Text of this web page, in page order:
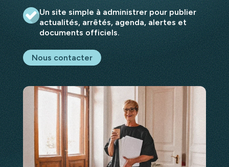
Un site simple à administrer pour publier
actualités, arrêtés, agenda, alertes et
documents officiels.
Nous contacter